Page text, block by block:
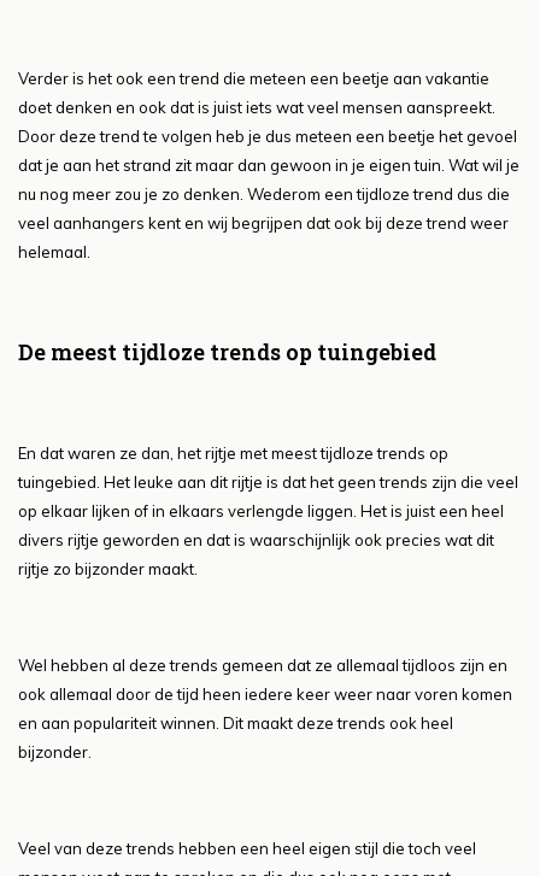
Verder is het ook een trend die meteen een beetje aan vakantie
doet denken en ook dat is juist iets wat veel mensen aanspreekt.
Door deze trend te volgen heb je dus meteen een beetje het gevoel
dat je aan het strand zit maar dan gewoon in je eigen tuin. Wat wil je
nu nog meer zou je zo denken. Wederom een tijdloze trend dus die
veel aanhangers kent en wij begrijpen dat ook bij deze trend weer
helemaal.
De meest tijdloze trends op tuingebied
En dat waren ze dan, het rijtje met meest tijdloze trends op
tuingebied. Het leuke aan dit rijtje is dat het geen trends zijn die veel
op elkaar lijken of in elkaars verlengde liggen. Het is juist een heel
divers rijtje geworden en dat is waarschijnlijk ook precies wat dit
rijtje zo bijzonder maakt.
Wel hebben al deze trends gemeen dat ze allemaal tijdloos zijn en
ook allemaal door de tijd heen iedere keer weer naar voren komen
en aan populariteit winnen. Dit maakt deze trends ook heel
bijzonder.
Veel van deze trends hebben een heel eigen stijl die toch veel